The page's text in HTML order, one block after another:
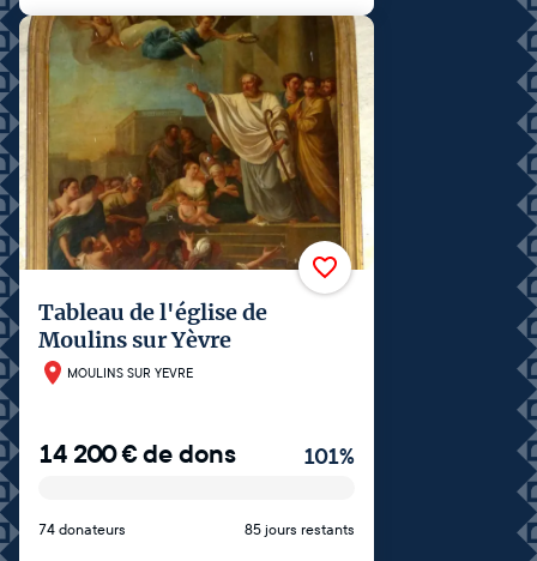
Tableau de l'église de
Moulins sur Yèvre
MOULINS SUR YEVRE
14 200€de dons 101%
74 donateurs 85 jours restants